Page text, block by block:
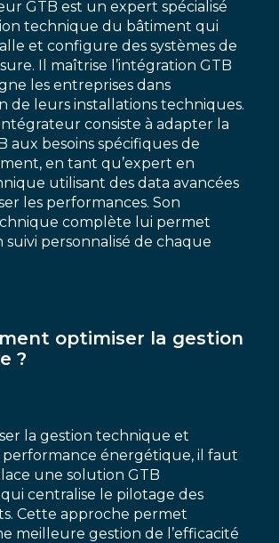
GTB est un expert spécialisé
technique du bâtiment qui
et configure des systèmes de
Il maîtrise l’intégration GTB
les entreprises dans
de leurs installations techniques.
consiste à adapter la
aux besoins spécifiques de
en tant qu’expert en
utilisant des data avancées
les performances. Son
complète lui permet
suivi personnalisé de chaque
optimiser la gestion
?
la gestion technique et
performance énergétique, il faut
une solution GTB
centralise le pilotage des
Cette approche permet
meilleure gestion de l’efficacité